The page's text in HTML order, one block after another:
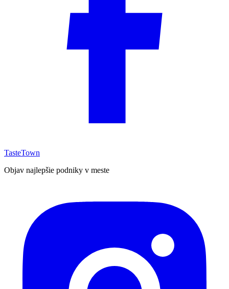
TasteTown
Objav najlepšie podniky v meste